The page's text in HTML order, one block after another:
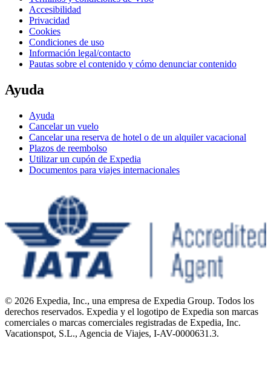
Accesibilidad
Privacidad
Cookies
Condiciones de uso
Información legal/contacto
Pautas sobre el contenido y cómo denunciar contenido
Ayuda
Ayuda
Cancelar un vuelo
Cancelar una reserva de hotel o de un alquiler vacacional
Plazos de reembolso
Utilizar un cupón de Expedia
Documentos para viajes internacionales
© 2026 Expedia, Inc., una empresa de Expedia Group. Todos los
derechos reservados. Expedia y el logotipo de Expedia son marcas
comerciales o marcas comerciales registradas de Expedia, Inc.
Vacationspot, S.L., Agencia de Viajes, I-AV-0000631.3.